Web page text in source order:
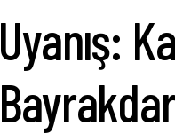
Uyanış: